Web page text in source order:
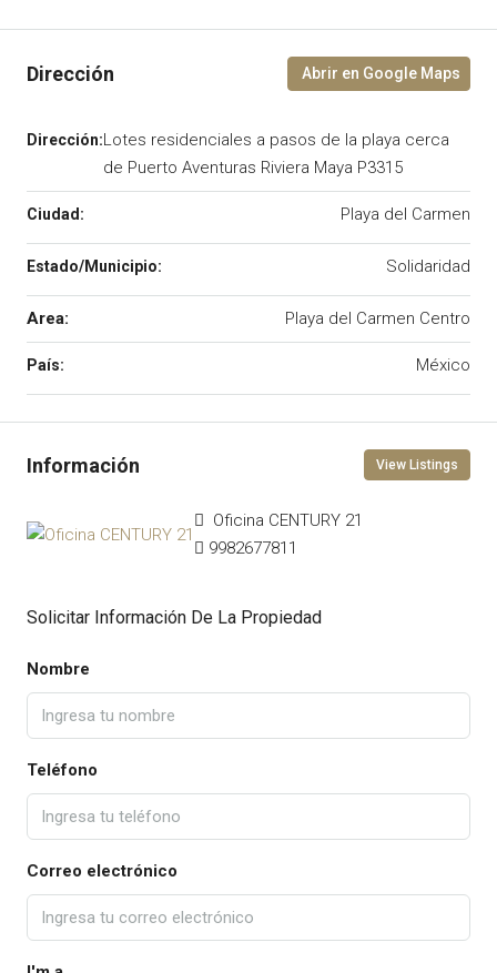
Lotes residenciales a pasos de la playa cerca
de Puerto Aventuras Riviera Maya P3315
Playa del Carmen
Solidaridad
Area: Playa del Carmen Centro
México
View Listings
Oficina CENTURY 21
9982677811
Solicitar Información De La Propiedad
Nombre
Teléfono
Correo electrónico